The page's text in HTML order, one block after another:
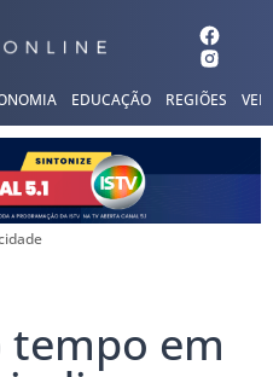
EDUCAÇÃO REGIÕES
tempo em